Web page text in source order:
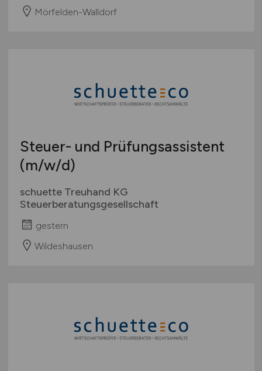
Mörfelden-Walldorf
Steuer- und Prüfungsassistent
(m/w/d)
schuette Treuhand KG
Steuerberatungsgesellschaft
gestern
Wildeshausen